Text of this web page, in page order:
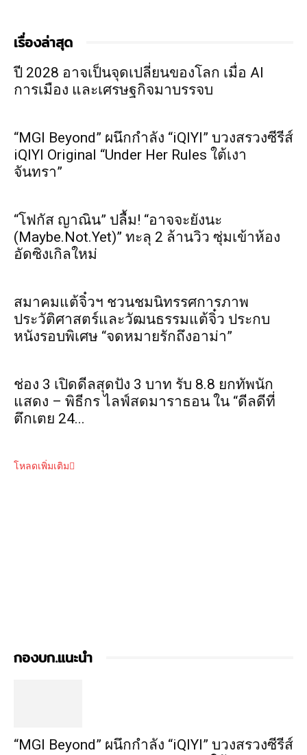
เรื่องล่าสุด
ปี 2028 อาจเป็นจุดเปลี่ยนของโลก เมื่อ AI
การเมือง และเศรษฐกิจมาบรรจบ
“MGI Beyond” ผนึกกำลัง “iQIYI” บวงสรวงซีรีส์
iQIYI Original “Under Her Rules ใต้เงา
จันทรา”
“โฟกัส ญาณิน” ปลื้ม! “อาจจะยังนะ
(Maybe.Not.Yet)” ทะลุ 2 ล้านวิว ซุ่มเข้าห้อง
อัดซิงเกิลใหม่
สมาคมแต้จิ๋วฯ ชวนชมนิทรรศการภาพ
ประวัติศาสตร์และวัฒนธรรมแต้จิ๋ว ประกบ
หนังรอบพิเศษ “จดหมายรักถึงอาม่า”
ช่อง 3 เปิดดีลสุดปัง 3 บาท รับ 8.8 ยกทัพนัก
แสดง – พิธีกร ไลฟ์สดมาราธอน ใน “ดีลดีที่
ตึกเตย 24...
โหลดเพิ่มเติม
กองบก.แนะนำ
“MGI Beyond” ผนึกกำลัง “iQIYI” บวงสรวงซีรีส์